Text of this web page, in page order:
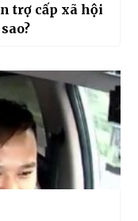
trợ cấp xã hội